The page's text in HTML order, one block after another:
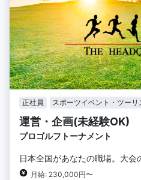
正社員 スポーツイベント・ツーリ
運営・企画(未経験OK)
プロゴルフトーナメント
日本全国があなたの職場。大会
月給: 230,000円〜